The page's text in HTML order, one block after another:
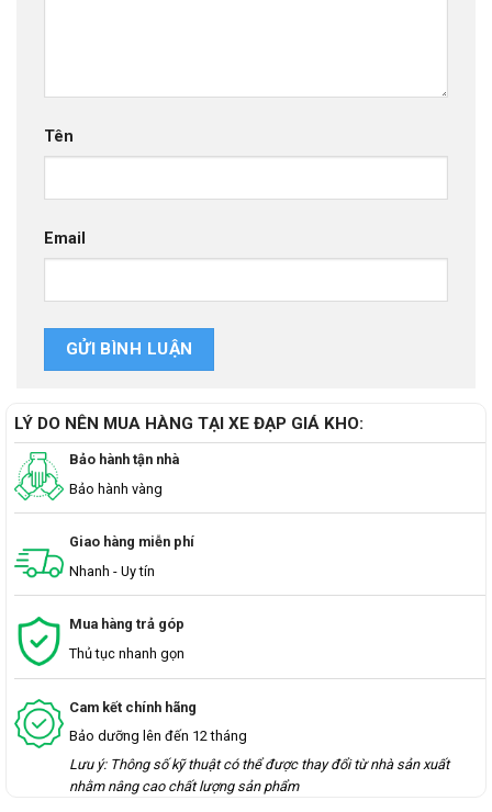
Tên
Email
LÝ DO NÊN MUA HÀNG TẠI XE ĐẠP GIÁ KHO:
Bảo hành tận nhà
Bảo hành vàng
Giao hàng miễn phí
Nhanh - Uy tín
Mua hàng trả góp
Thủ tục nhanh gọn
Cam kết chính hãng
Bảo dưỡng lên đến 12 tháng
Lưu ý: Thông số kỹ thuật có thể được thay đổi từ nhà sản xuất
nhằm nâng cao chất lượng sản phẩm